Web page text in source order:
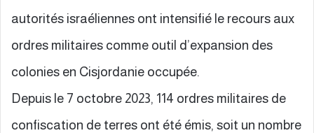
autorités israéliennes ont intensifié le recours aux
ordres militaires comme outil d’expansion des
colonies en Cisjordanie occupée.
Depuis le 7 octobre 2023, 114 ordres militaires de
confiscation de terres ont été émis, soit un nombre